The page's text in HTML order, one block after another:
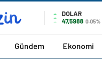
DOLAR
47,5988 0.05%
Gündem Ekonomi